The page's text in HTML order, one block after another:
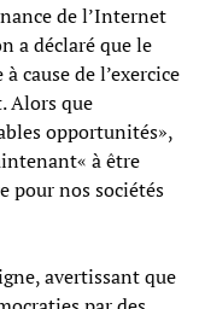
de l’Internet
a déclaré que le
cause de l’exercice
Alors que
opportunités»,
à être
pour nos sociétés
avertissant que